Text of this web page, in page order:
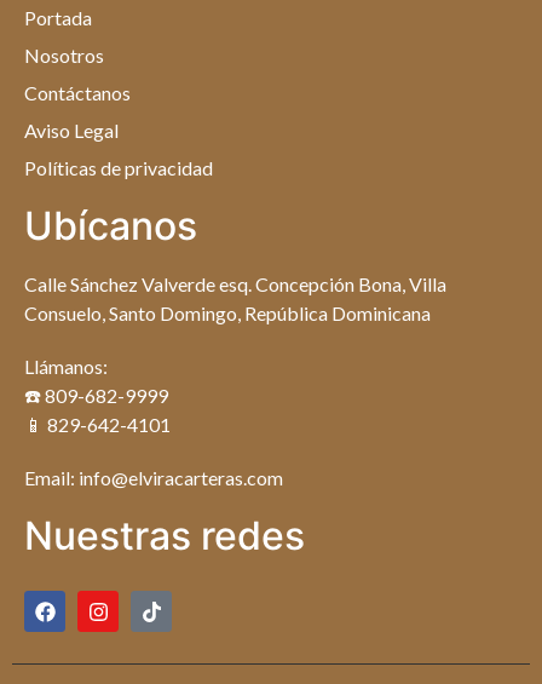
Portada
Nosotros
Contáctanos
Aviso Legal
Políticas de privacidad
Ubícanos
Calle Sánchez Valverde esq. Concepción Bona, Villa
Consuelo, Santo Domingo, República Dominicana
Llámanos:
☎️ 809-682-9999
📱 829-642-4101
Email: info@elviracarteras.com
Nuestras redes